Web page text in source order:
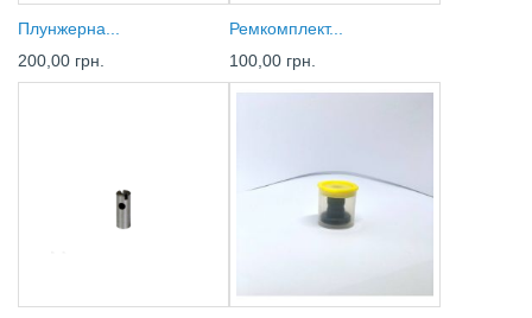
Плунжерна...
200,00 грн.
Ремкомплект...
100,00 грн.